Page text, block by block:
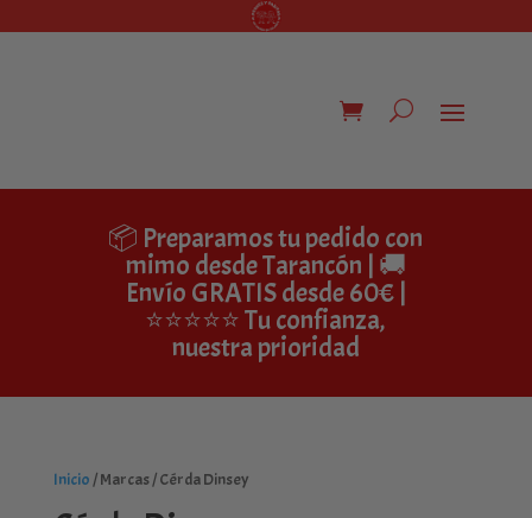
📦 Preparamos tu pedido con
mimo desde Tarancón | 🚚
Envío GRATIS desde 60€ |
⭐⭐⭐⭐⭐ Tu confianza,
nuestra prioridad
Inicio / Marcas / Cérda Dinsey